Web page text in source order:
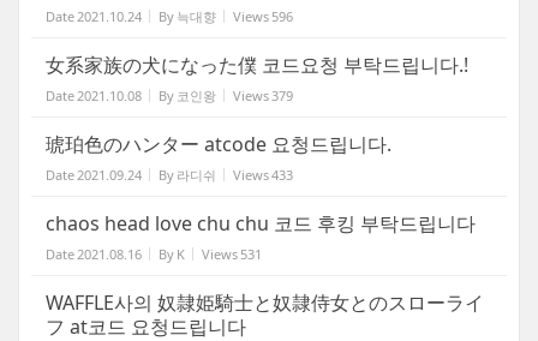
Date2021.10.24 By 늑대향 Views 596
女系家族の犬になった僕 코드요청 부탁드립니다.!
Date2021.10.08 By 코인왕 Views379
琥珀色のハンター atcode 요청드립니다.
Date2021.09.24 By 라디쉬 Views433
chaos head love chu chu 코드 후킹 부탁드립니다
Date2021.08.16 By K Views 531
WAFFLE사의 奴隷姫騎士と奴隷侍女とのスローライ
フ at코드 요청드립니다